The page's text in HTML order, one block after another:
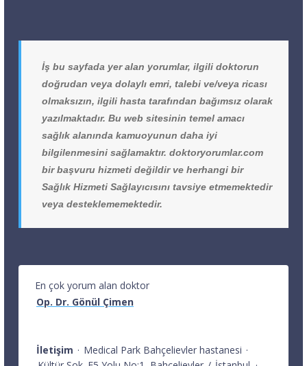
İş bu sayfada yer alan yorumlar, ilgili doktorun
doğrudan veya dolaylı emri, talebi ve/veya ricası
olmaksızın, ilgili hasta tarafından bağımsız olarak
yazılmaktadır. Bu web sitesinin temel amacı
sağlık alanında kamuoyunun daha iyi
bilgilenmesini sağlamaktır. doktoryorumlar.com
bir başvuru hizmeti değildir ve herhangi bir
Sağlık Hizmeti Sağlayıcısını tavsiye etmemektedir
veya desteklememektedir.
En çok yorum alan doktor
Op. Dr. Gönül Çimen
İletişim · Medical Park Bahçelievler hastanesi ·